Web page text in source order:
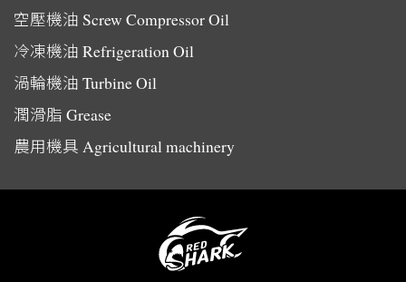
空壓機油 Screw Compressor Oil
冷凍機油 Refrigeration Oil
渦輪機油 Turbine Oil
潤滑脂 Grease
農用機具 Agricultural machinery